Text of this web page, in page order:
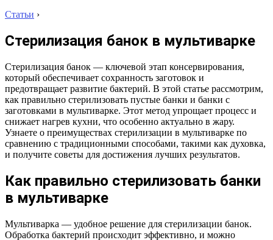
Статьи ›
Стерилизация банок в мультиварке
Стерилизация банок — ключевой этап консервирования,
который обеспечивает сохранность заготовок и
предотвращает развитие бактерий. В этой статье рассмотрим,
как правильно стерилизовать пустые банки и банки с
заготовками в мультиварке. Этот метод упрощает процесс и
снижает нагрев кухни, что особенно актуально в жару.
Узнаете о преимуществах стерилизации в мультиварке по
сравнению с традиционными способами, такими как духовка,
и получите советы для достижения лучших результатов.
Как правильно стерилизовать банки
в мультиварке
Мультиварка — удобное решение для стерилизации банок.
Обработка бактерий происходит эффективно, и можно